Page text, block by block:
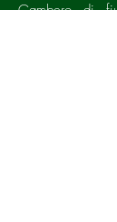
Gambero di